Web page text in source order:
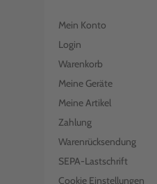
LEXMARK
€ 170,99
€ 106,99
Mein Konto
Login
Warenkorb
Meine Geräte
Meine Artikel
Zahlung
Warenrücksendung
SEPA-Lastschrift
Cookie Einstellungen